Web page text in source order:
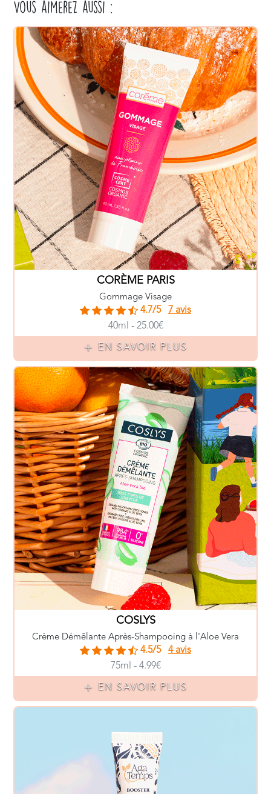
Vous aimerez aussi :
CORÈME PARIS
Gommage Visage
4.7/5
7 avis
40ml - 25.00€
EN SAVOIR PLUS
COSLYS
Crème Démêlante Après-Shampooing à l'Aloe Vera
4.5/5
4 avis
75ml - 4.99€
EN SAVOIR PLUS